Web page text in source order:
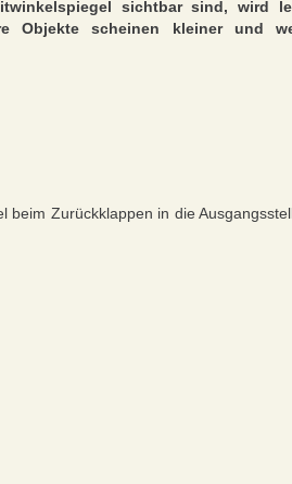
sichtbar sind, wird
Objekte scheinen kleiner und
beim Zurückklappen in die